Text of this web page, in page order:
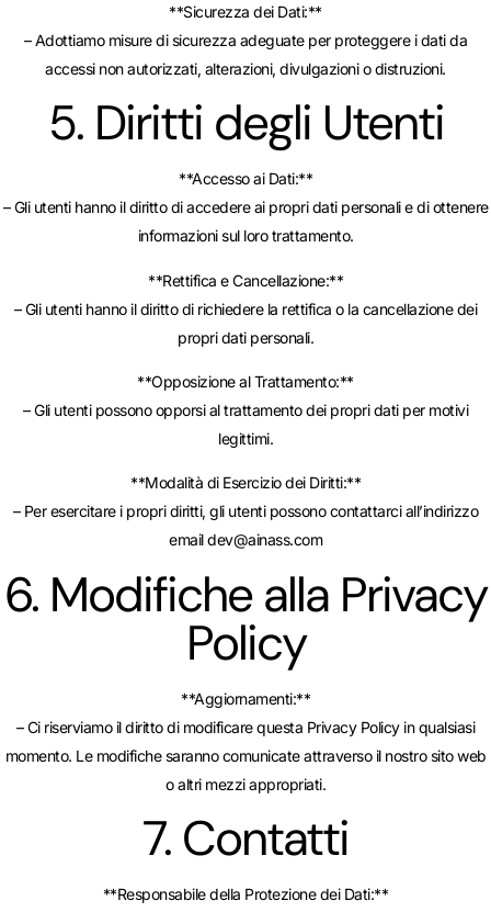
**Sicurezza dei Dati:**
– Adottiamo misure di sicurezza adeguate per proteggere i dati da
accessi non autorizzati, alterazioni, divulgazioni o distruzioni.
5. Diritti degli Utenti
**Accesso ai Dati:**
– Gli utenti hanno il diritto di accedere ai propri dati personali e di ottenere
informazioni sul loro trattamento.
**Rettifica e Cancellazione:**
– Gli utenti hanno il diritto di richiedere la rettifica o la cancellazione dei
propri dati personali.
**Opposizione al Trattamento:**
– Gli utenti possono opporsi al trattamento dei propri dati per motivi
legittimi.
**Modalità di Esercizio dei Diritti:**
– Per esercitare i propri diritti, gli utenti possono contattarci all’indirizzo
emaildev@ainass.com
6. Modifiche alla Privacy
Policy
**Aggiornamenti:**
– Ci riserviamo il diritto di modificare questa Privacy Policy in qualsiasi
momento. Le modifiche saranno comunicate attraverso il nostro sito web
o altri mezzi appropriati.
7. Contatti
**Responsabile della Protezione dei Dati:**